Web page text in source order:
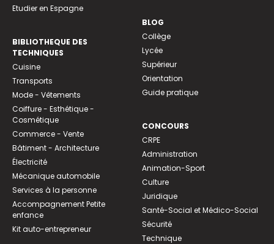
Etudier en Espagne
BIBLIOTHEQUE DES
TECHNIQUES
Cuisine
Transports
Mode - Vêtements
Coiffure - Esthétique -
Cosmétique
Commerce - Vente
Bâtiment - Architecture
Électricité
Mécanique automobile
Services à la personne
Accompagnement Petite
enfance
Kit auto-entrepreneur
BLOG
Collège
Lycée
Supérieur
Orientation
Guide pratique
CONCOURS
CRPE
Administration
Animation-Sport
Culture
Juridique
Santé-Social et Médico-Social
Sécurité
Technique